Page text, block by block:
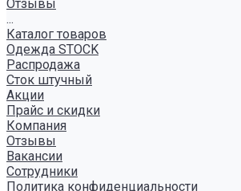
Отзывы
...
Каталог товаров
Одежда STOCK
Распродажа
Сток штучный
Акции
Прайс и скидки
Компания
Отзывы
Вакансии
Сотрудники
Политика конфиденциальности